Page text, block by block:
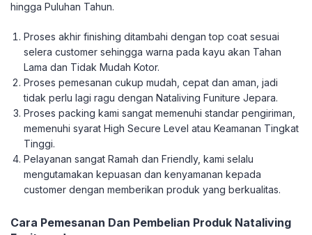
hingga Puluhan Tahun.
Proses akhir finishing ditambahi dengan top coat sesuai
selera customer sehingga warna pada kayu akan Tahan
Lama dan Tidak Mudah Kotor.
Proses pemesanan cukup mudah, cepat dan aman, jadi
tidak perlu lagi ragu dengan Nataliving Funiture Jepara.
Proses packing kami sangat memenuhi standar pengiriman,
memenuhi syarat High Secure Level atau Keamanan Tingkat
Tinggi.
Pelayanan sangat Ramah dan Friendly, kami selalu
mengutamakan kepuasan dan kenyamanan kepada
customer dengan memberikan produk yang berkualitas.
Cara Pemesanan Dan Pembelian Produk Nataliving